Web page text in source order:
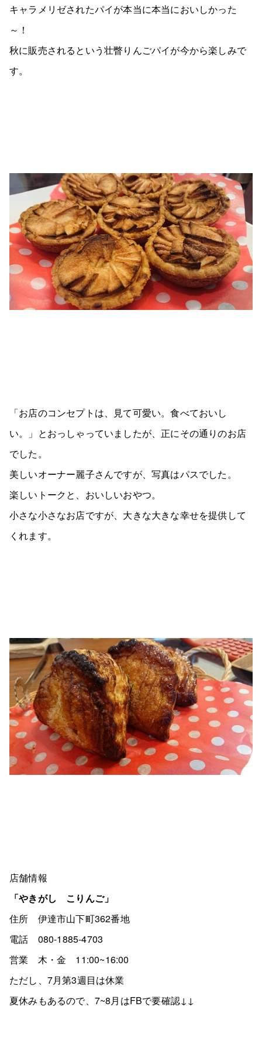
キャラメリゼされたパイが本当に本当においしかった
～！
秋に販売されるという壮瞥りんごパイが今から楽しみで
す。
「お店のコンセプトは、見て可愛い。食べておいし
い。」とおっしゃっていましたが、正にその通りのお店
でした。
美しいオーナー麗子さんですが、写真はパスでした。
楽しいトークと、おいしいおやつ。
小さな小さなお店ですが、大きな大きな幸せを提供して
くれます。
店舗情報
「やきがし こりんご」
住所 伊達市山下町362番地
電話 080-1885-4703
営業 木・金 11:00~16:00
ただし、7月第3週目は休業
夏休みもあるので、7~8月はFBで要確認↓↓